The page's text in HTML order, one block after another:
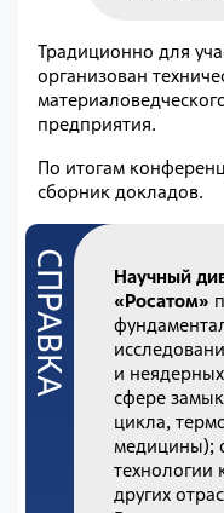
Традиционно для
организован
предприятия.
По итогам
сборник докладов.
Научный
«Росатом»
и
сфере
цикла,
медицины);
технологии
других